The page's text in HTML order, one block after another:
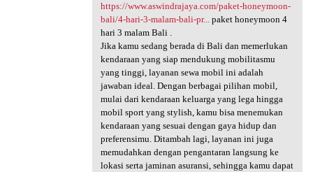
https://www.aswindrajaya.com/paket-honeymoon-
bali/4-hari-3-malam-bali-pr...paket honeymoon 4
hari 3 malam Bali .
Jika kamu sedang berada di Bali dan memerlukan
kendaraan yang siap mendukung mobilitasmu
yang tinggi, layanan sewa mobil ini adalah
jawaban ideal. Dengan berbagai pilihan mobil,
mulai dari kendaraan keluarga yang lega hingga
mobil sport yang stylish, kamu bisa menemukan
kendaraan yang sesuai dengan gaya hidup dan
preferensimu. Ditambah lagi, layanan ini juga
memudahkan dengan pengantaran langsung ke
lokasi serta jaminan asuransi, sehingga kamu dapat